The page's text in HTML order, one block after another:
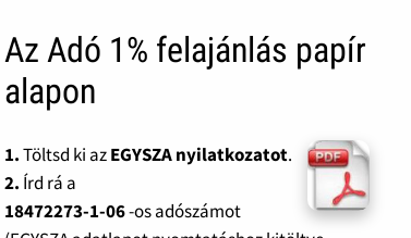
Az Adó 1% felajánlás papír
alapon
1.Töltsd ki azEGYSZA nyilatkozatot.
2. Írd rá a
18472273-1-06-os adószámot